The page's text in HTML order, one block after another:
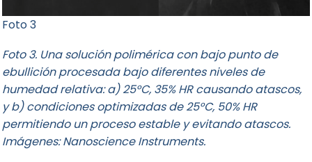
Foto 3
Foto 3. Una solución polimérica con bajo punto de
ebullición procesada bajo diferentes niveles de
humedad relativa: a) 25°C, 35% HR causando atascos,
y b) condiciones optimizadas de 25°C, 50% HR
permitiendo un proceso estable y evitando atascos.
Imágenes:Nanoscience Instruments.